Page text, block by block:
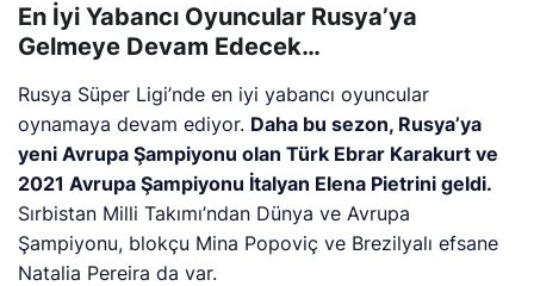
En İyi Yabancı Oyuncular Rusya’ya
Gelmeye Devam Edecek…
Rusya Süper Ligi’nde en iyi yabancı oyuncular
oynamaya devam ediyor. Daha bu sezon, Rusya’ya
yeni Avrupa Şampiyonu olan Türk Ebrar Karakurt ve
2021 Avrupa Şampiyonu İtalyan Elena Pietrini geldi.
Sırbistan Milli Takımı’ndan Dünya ve Avrupa
Şampiyonu, blokçu Mina Popoviç ve Brezilyalı efsane
Natalia Pereira da var.